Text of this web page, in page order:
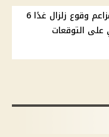
البحوث الفلكية تحسم مزاعم وقوع زلزال غدًا 6
التوقعات